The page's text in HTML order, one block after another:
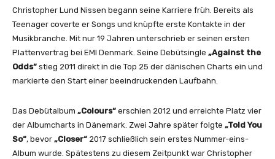
O
r
b
i
t
Christopher Lund Nissen begann seine Karriere früh. Bereits als
Teenager coverte er Songs und knüpfte erste Kontakte in der
Musikbranche. Mit nur 19 Jahren unterschrieb er seinen ersten
Plattenvertrag bei EMI Denmark. Seine Debütsingle „Against the
Odds“ stieg 2011 direkt in die Top 25 der dänischen Charts ein und
markierte den Start einer beeindruckenden Laufbahn.
Das Debütalbum „Colours“ erschien 2012 und erreichte Platz vier
der Albumcharts in Dänemark. Zwei Jahre später folgte „Told You
So“, bevor „Closer“ 2017 schließlich sein erstes Nummer-eins-
Album wurde. Spätestens zu diesem Zeitpunkt war Christopher